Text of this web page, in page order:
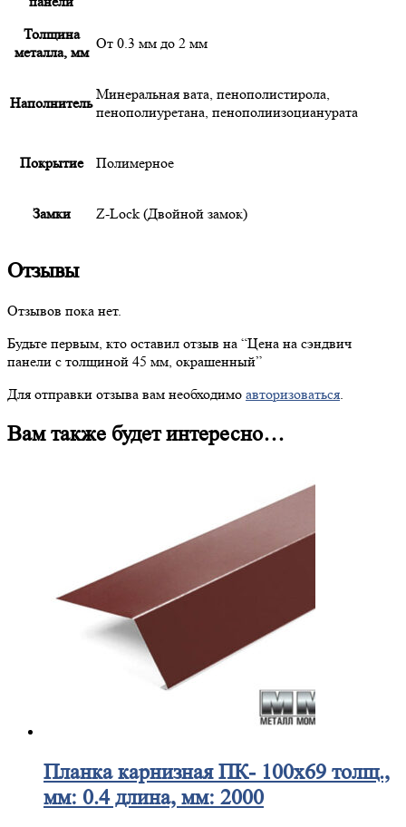
Толщина
металла, мм
От 0.3 мм до 2 мм
Наполнитель
Минеральная вата, пенополистирола,
пенополиуретана, пенополиизоцианурата
Покрытие Полимерное
Замки Z-Lock (Двойной замок)
Отзывы
Отзывов пока нет.
Будьте первым, кто оставил отзыв на “Цена на сэндвич
панели с толщиной 45 мм, окрашенный”
Для отправки отзыва вам необходимо авторизоваться.
Вам также будет интересно…
Планкакарнизная ПК- 100х69 толщ.,
мм: 0.4 длина, мм: 2000